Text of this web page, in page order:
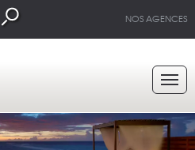
NOS AGENCES